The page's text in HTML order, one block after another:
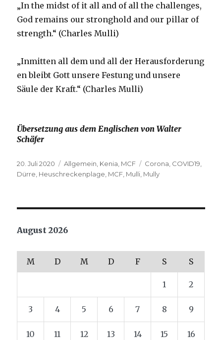
„In the midst of it all and of all the challenges,
God remains our stronghold and our pillar of
strength.“ (Charles Mulli)
„Inmitten all dem und all der Herausforderung
en bleibt Gott unsere Festung und unsere
Säule der Kraft.“ (Charles Mulli)
Übersetzung aus dem Englischen von Walter
Schäfer
Veröffentlicht
am
20. Juli 2020 Kategorien
Allgemein Kenia MCF Schlagwörter
Corona COVID19
Dürre Heuschreckenplage MCF Mulli Mully
August 2026
M D M D F S S
1 2
3 4 5 6 7 8 9
10 11 12 13 14 15 16